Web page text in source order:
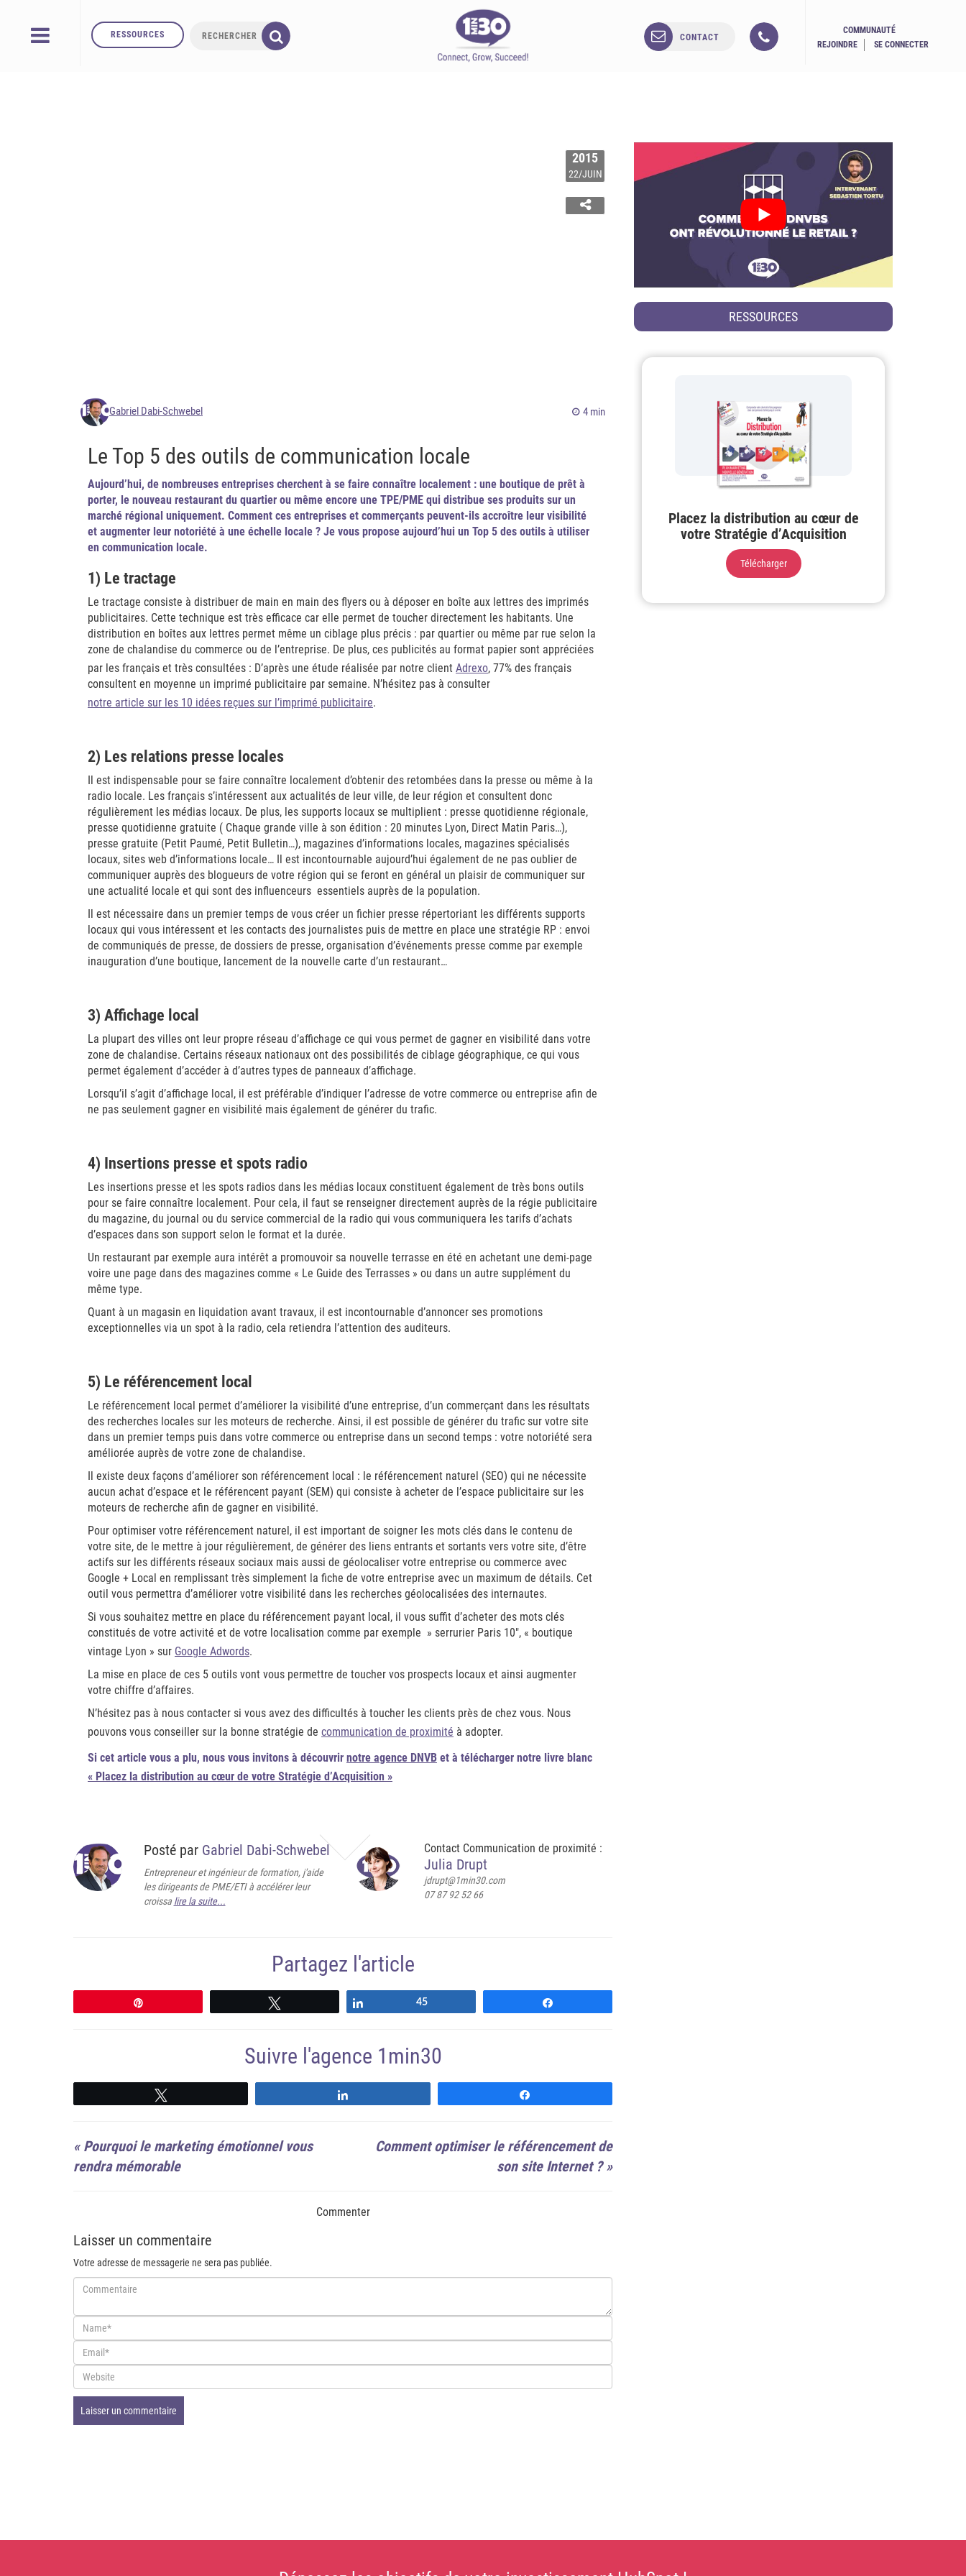
RESSOURCES CONTACT
COMMUNAUTÉ
REJOINDRE
SE CONNECTER
2015
22/JUIN
Gabriel Dabi-Schwebel 4 min
Le Top 5 des outils de communication locale
Aujourd’hui, de nombreuses entreprises cherchent à se faire connaître localement : une boutique de prêt à
porter, le nouveau restaurant du quartier ou même encore une TPE/PME qui distribue ses produits sur un
marché régional uniquement. Comment ces entreprises et commerçants peuvent-ils accroître leur visibilité
et augmenter leur notoriété à une échelle locale ? Je vous propose aujourd’hui un Top 5 des outils à utiliser
en communication locale.
1) Le tractage
Le tractage consiste à distribuer de main en main des flyers ou à déposer en boîte aux lettres des imprimés
publicitaires. Cette technique est très efficace car elle permet de toucher directement les habitants. Une
distribution en boîtes aux lettres permet même un ciblage plus précis : par quartier ou même par rue selon la
zone de chalandise du commerce ou de l’entreprise. De plus, ces publicités au format papier sont appréciées
par les français et très consultées : D’après une étude réalisée par notre client Adrexo, 77% des français
consultent en moyenne un imprimé publicitaire par semaine. N’hésitez pas à consulter
notre article sur les 10 idées reçues sur l’imprimé publicitaire.
2) Les relations presse locales
Il est indispensable pour se faire connaître localement d’obtenir des retombées dans la presse ou même à la
radio locale. Les français s’intéressent aux actualités de leur ville, de leur région et consultent donc
régulièrement les médias locaux. De plus, les supports locaux se multiplient : presse quotidienne régionale,
presse quotidienne gratuite ( Chaque grande ville à son édition : 20 minutes Lyon, Direct Matin Paris…),
presse gratuite (Petit Paumé, Petit Bulletin…), magazines d’informations locales, magazines spécialisés
locaux, sites web d’informations locale… Il est incontournable aujourd’hui également de ne pas oublier de
communiquer auprès des blogueurs de votre région qui se feront en général un plaisir de communiquer sur
une actualité locale et qui sont des influenceurs essentiels auprès de la population.
Il est nécessaire dans un premier temps de vous créer un fichier presse répertoriant les différents supports
locaux qui vous intéressent et les contacts des journalistes puis de mettre en place une stratégie RP : envoi
de communiqués de presse, de dossiers de presse, organisation d’événements presse comme par exemple
inauguration d’une boutique, lancement de la nouvelle carte d’un restaurant…
3) Affichage local
La plupart des villes ont leur propre réseau d’affichage ce qui vous permet de gagner en visibilité dans votre
zone de chalandise. Certains réseaux nationaux ont des possibilités de ciblage géographique, ce qui vous
permet également d’accéder à d’autres types de panneaux d’affichage.
Lorsqu’il s’agit d’affichage local, il est préférable d’indiquer l’adresse de votre commerce ou entreprise afin de
ne pas seulement gagner en visibilité mais également de générer du trafic.
4) Insertions presse et spots radio
Les insertions presse et les spots radios dans les médias locaux constituent également de très bons outils
pour se faire connaître localement. Pour cela, il faut se renseigner directement auprès de la régie publicitaire
du magazine, du journal ou du service commercial de la radio qui vous communiquera les tarifs d’achats
d’espaces dans son support selon le format et la durée.
Un restaurant par exemple aura intérêt a promouvoir sa nouvelle terrasse en été en achetant une demi-page
voire une page dans des magazines comme « Le Guide des Terrasses » ou dans un autre supplément du
même type.
Quant à un magasin en liquidation avant travaux, il est incontournable d’annoncer ses promotions
exceptionnelles via un spot à la radio, cela retiendra l’attention des auditeurs.
5) Le référencement local
Le référencement local permet d’améliorer la visibilité d’une entreprise, d’un commerçant dans les résultats
des recherches locales sur les moteurs de recherche. Ainsi, il est possible de générer du trafic sur votre site
dans un premier temps puis dans votre commerce ou entreprise dans un second temps : votre notoriété sera
améliorée auprès de votre zone de chalandise.
Il existe deux façons d’améliorer son référencement local : le référencement naturel (SEO) qui ne nécessite
aucun achat d’espace et le référencent payant (SEM) qui consiste à acheter de l’espace publicitaire sur les
moteurs de recherche afin de gagner en visibilité.
Pour optimiser votre référencement naturel, il est important de soigner les mots clés dans le contenu de
votre site, de le mettre à jour régulièrement, de générer des liens entrants et sortants vers votre site, d’être
actifs sur les différents réseaux sociaux mais aussi de géolocaliser votre entreprise ou commerce avec
Google + Local en remplissant très simplement la fiche de votre entreprise avec un maximum de détails. Cet
outil vous permettra d’améliorer votre visibilité dans les recherches géolocalisées des internautes.
Si vous souhaitez mettre en place du référencement payant local, il vous suffit d’acheter des mots clés
constitués de votre activité et de votre localisation comme par exemple » serrurier Paris 10″, « boutique
vintage Lyon » sur Google Adwords.
La mise en place de ces 5 outils vont vous permettre de toucher vos prospects locaux et ainsi augmenter
votre chiffre d’affaires.
N’hésitez pas à nous contacter si vous avez des difficultés à toucher les clients près de chez vous. Nous
pouvons vous conseiller sur la bonne stratégie de communication de proximité à adopter.
Si cet article vous a plu, nous vous invitons à découvrir notre agence DNVB et à télécharger notre livre blanc
« Placez la distribution au cœur de votre Stratégie d’Acquisition »
Posté par Gabriel Dabi-Schwebel
Entrepreneur et ingénieur de formation, j'aide
les dirigeants de PME/ETI à accélérer leur
croissa lire la suite...
Contact Communication de proximité :
Julia Drupt
jdrupt@1min30.com
07 87 92 52 66
Partagez l'article
45
Suivre l'agence 1min30
« Pourquoi le marketing émotionnel vous
rendra mémorable
Comment optimiser le référencement de
son site Internet ?»
Commenter
Laisser un commentaire
Votre adresse de messagerie ne sera pas publiée.
RESSOURCES
Placez la distribution au cœur de
votre Stratégie d’Acquisition
Télécharger